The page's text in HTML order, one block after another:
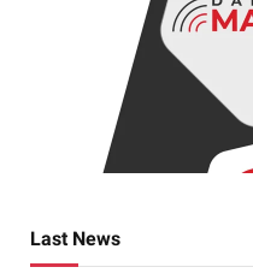
Last News